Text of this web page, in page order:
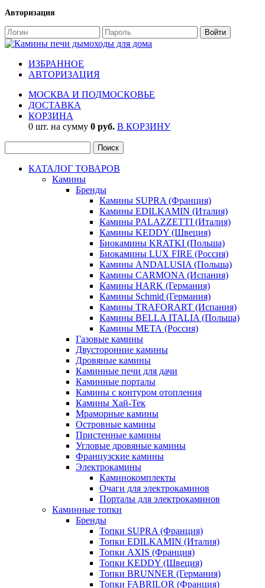
Авторизация
ИЗБРАННОЕ
АВТОРИЗАЦИЯ
МОСКВА И ПОДМОСКОВЬЕ
ДОСТАВКА
КОРЗИНА
0 шт. на сумму 0 руб. В КОРЗИНУ
КАТАЛОГ ТОВАРОВ
Камины
Бренды
Камины SUPRA (Франция)
Камины EDILKAMIN (Италия)
Камины PALAZZETTI (Италия)
Камины KEDDY (Швеция)
Биокамины KRATKI (Польша)
Биокамины LUX FIRE (Россия)
Камины ANDALUSIA (Польша)
Камины CARMONA (Испания)
Камины HARK (Германия)
Камины Schmid (Германия)
Камины TRAFORART (Испания)
Камины BELLA ITALIA (Польша)
Камины МЕТА (Россия)
Газовые камины
Двусторонние камины
Дровяные камины
Каминные печи для дачи
Каминные порталы
Камины с контуром отопления
Камины Хай-Тек
Мраморные камины
Островные камины
Пристенные камины
Угловые дровяные камины
Французские камины
Электрокамины
Каминокомплекты
Очаги для электрокаминов
Порталы для электрокаминов
Каминные топки
Бренды
Топки SUPRA (Франция)
Топки EDILKAMIN (Италия)
Топки AXIS (Франция)
Топки KEDDY (Швеция)
Топки BRUNNER (Германия)
Топки FABRILOR (Франция)